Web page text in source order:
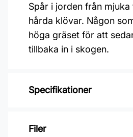
Spår i jorden från
hårda klövar. Någon
höga gräset för att
tillbaka in i skogen.
Specifikationer
Varumärke: Midbec
Filer